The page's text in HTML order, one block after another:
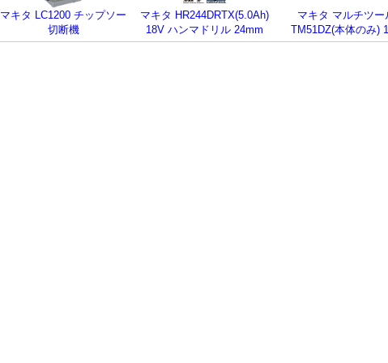
マキタ LC1200 チップソー
切断機
マキタ HR244DRTX(5.0Ah)
18V ハンマドリル 24mm
マキタ マルチツー
TM51DZ(本体のみ)